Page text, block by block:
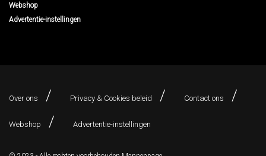
Webshop
Advertentie-instellingen
Over ons Privacy & Cookies beleid Contact ons
Webshop Advertentie-instellingen